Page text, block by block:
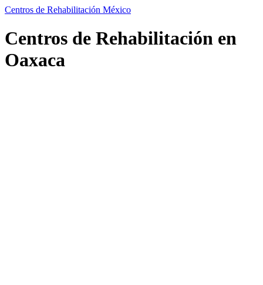
Centros de Rehabilitación México
Centros de Rehabilitación en
Oaxaca